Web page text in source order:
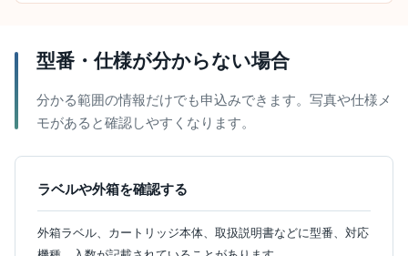
型番・仕様が分からない場合
分かる範囲の情報だけでも申込みできます。写真や仕様メ
モがあると確認しやすくなります。
ラベルや外箱を確認する
外箱ラベル、カートリッジ本体、取扱説明書などに型番、対応